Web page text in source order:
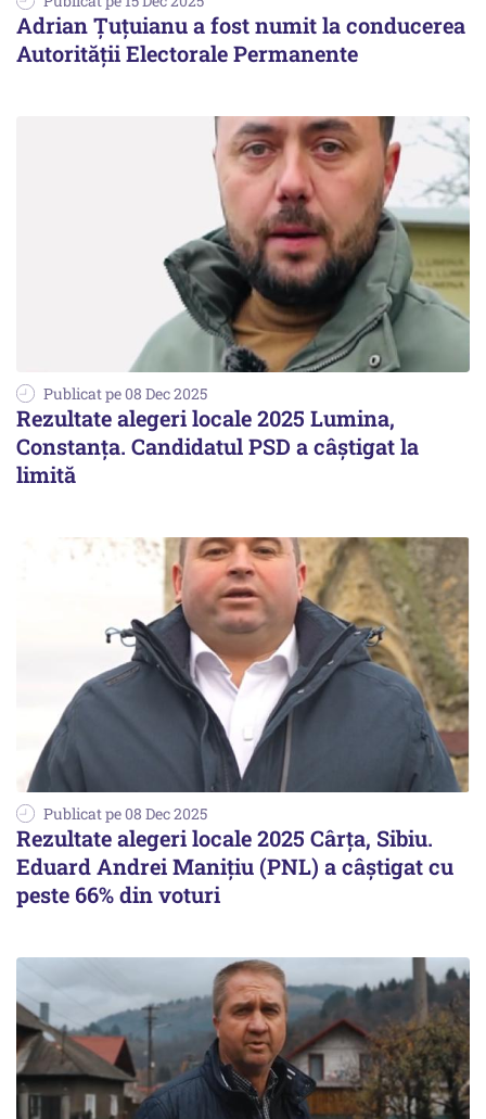
Adrian Țuțuianu a fost numit la conducerea
Autorității Electorale Permanente
Publicat pe 08 Dec 2025
Rezultate alegeri locale 2025 Lumina,
Constanța. Candidatul PSD a câștigat la
limită
Publicat pe 08 Dec 2025
Rezultate alegeri locale 2025 Cârța, Sibiu.
Eduard Andrei Manițiu (PNL) a câștigat cu
peste 66% din voturi